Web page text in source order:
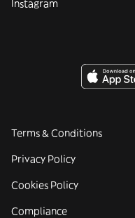
Instagram
Terms & Conditions
Privacy Policy
Cookies Policy
Compliance